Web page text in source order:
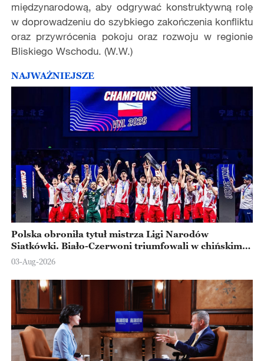
międzynarodową, aby odgrywać konstruktywną rolę
w doprowadzeniu do szybkiego zakończenia konfliktu
oraz przywrócenia pokoju oraz rozwoju w regionie
Bliskiego Wschodu. (W.W.)
NAJWAŻNIEJSZE
Polska obroniła tytuł mistrza Ligi Narodów
Siatkówki. Biało-Czerwoni triumfowali w chińskim
Ningbo
03-Aug-2026